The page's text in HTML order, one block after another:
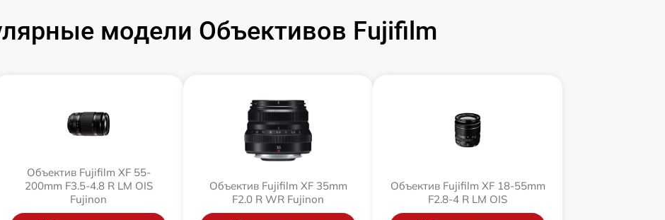
модели Объективов Fujifilm
Объектив Fujifilm XF 55-
200mm F3.5-4.8 R LM OIS
Fujinon
Объектив Fujifilm XF 35mm
F2.0 R WR Fujinon
Объектив Fujifilm XF 18-55mm
F2.8-4 R LM OIS